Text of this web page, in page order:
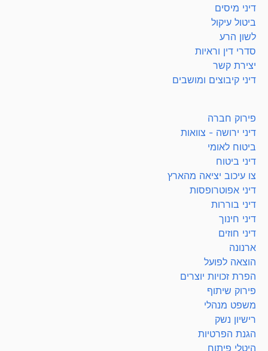
דיני מיסים
ביטול עיקול
לשון הרע
סדרי דין וראיות
יצירת קשר
דיני קיבוצים ומושבים
פירוק חברה
דיני ירושה - צוואות
ביטוח לאומי
דיני ביטוח
צו עיכוב יציאה מהארץ
דיני אפוטרופסות
דיני בוררות
דיני חינוך
דיני חוזים
ארנונה
הוצאה לפועל
הפרת זכויות יוצרים
פירוק שיתוף
משפט מנהלי
רישיון נשק
הגנת הפרטיות
היטלי פיתוח